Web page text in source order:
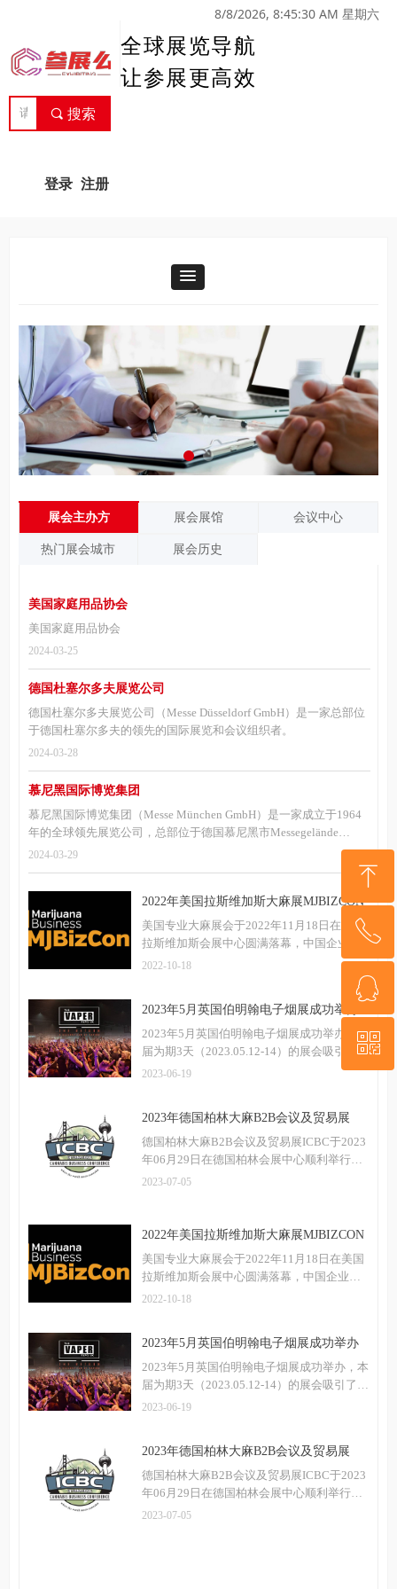
끠 搜索
8/8/2026, 8:45:30 AM 星期六
全球展览导航
让参展更高效
登录 注册
展会主办方 展会展馆 会议中心
热门展会城市 展会历史
美国家庭用品协会
美国家庭用品协会
2024-03-25
德国杜塞尔多夫展览公司
德国杜塞尔多夫展览公司（Messe Düsseldorf GmbH）是一家总部位
于德国杜塞尔多夫的领先的国际展览和会议组织者。
2024-03-28
慕尼黑国际博览集团
慕尼黑国际博览集团（Messe München GmbH）是一家成立于1964
年的全球领先展览公司，总部位于德国慕尼黑市Messegelände
81823 München。
2024-03-29
2022年美国拉斯维加斯大麻展MJBIZCON
圆满落幕
美国专业大麻展会于2022年11月18日在美国
拉斯维加斯会展中心圆满落幕，中国企业参
加MJBizCon的数量在逐年增加，即使是疫时
2022-10-18
2023年5月英国伯明翰电子烟展成功举办
2023年5月英国伯明翰电子烟展成功举办，本
届为期3天（2023.05.12-14）的展会吸引了
300多家参展商，500多个品牌，20,000多名
2023-06-19
2023年德国柏林大麻B2B会议及贸易展
ICBC完美落幕
德国柏林大麻B2B会议及贸易展ICBC于2023
年06月29日在德国柏林会展中心顺利举行，
并于30日下午完美落幕！德国柏林大麻B2B
2023-07-05
2022年美国拉斯维加斯大麻展MJBIZCON
圆满落幕
美国专业大麻展会于2022年11月18日在美国
拉斯维加斯会展中心圆满落幕，中国企业参
加MJBizCon的数量在逐年增加，即使是疫时
代，此次的拉斯维加斯大麻展会依旧吸引了
2022-10-18
2023年5月英国伯明翰电子烟展成功举办
2023年5月英国伯明翰电子烟展成功举办，本
届为期3天（2023.05.12-14）的展会吸引了
300多家参展商，500多个品牌，20,000多名
2023-06-19
2023年德国柏林大麻B2B会议及贸易展
ICBC完美落幕
德国柏林大麻B2B会议及贸易展ICBC于2023
年06月29日在德国柏林会展中心顺利举行，
并于30日下午完美落幕！德国柏林大麻B2B
2023-07-05
ꁸ
回到顶部
ꂅ
ꁗ
QQ客服
ꀥ